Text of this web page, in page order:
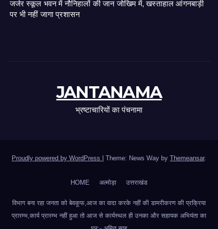
जर्जर स्कूल भवन में नौनिहालों की जान जोखिम में, खस्ताहाल आंगनबाड़ी
पर भी नहीं जागा प्रशासन
JANTANAMA
भ्रष्टाचारियों का पंचनामा
Proudly powered by WordPress | Theme: News Way by Themeansar.
HOME अल्मोड़ा उत्तराखंड
विभाग बना रहा जनता को बेवकूफ,आज का वादा करके नहीं की डामरीकरण की प्रक्रिया
प्रारम्भ,कार्य प्रारम्भ नहीं हुआ तो आज से कार्यस्थल ही उनका और सहायक अभियंता का